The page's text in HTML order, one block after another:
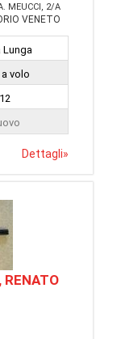
MEUCCI, 2/A
VENETO
Lunga
volo
12
Dettagli»
RENATO